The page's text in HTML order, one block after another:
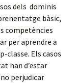
dels dominis
bàsic,
competències
per aprendre a
classe. Els casos
han d’estar
perjudicar